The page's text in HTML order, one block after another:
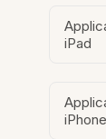
iPad
iPhone